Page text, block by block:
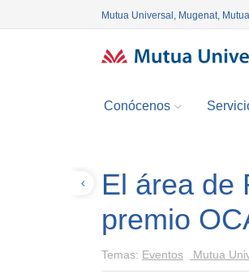
Mutua Universal, Mugenat,
Conócenos
El área de
premio
Temas: Eventos Mutua